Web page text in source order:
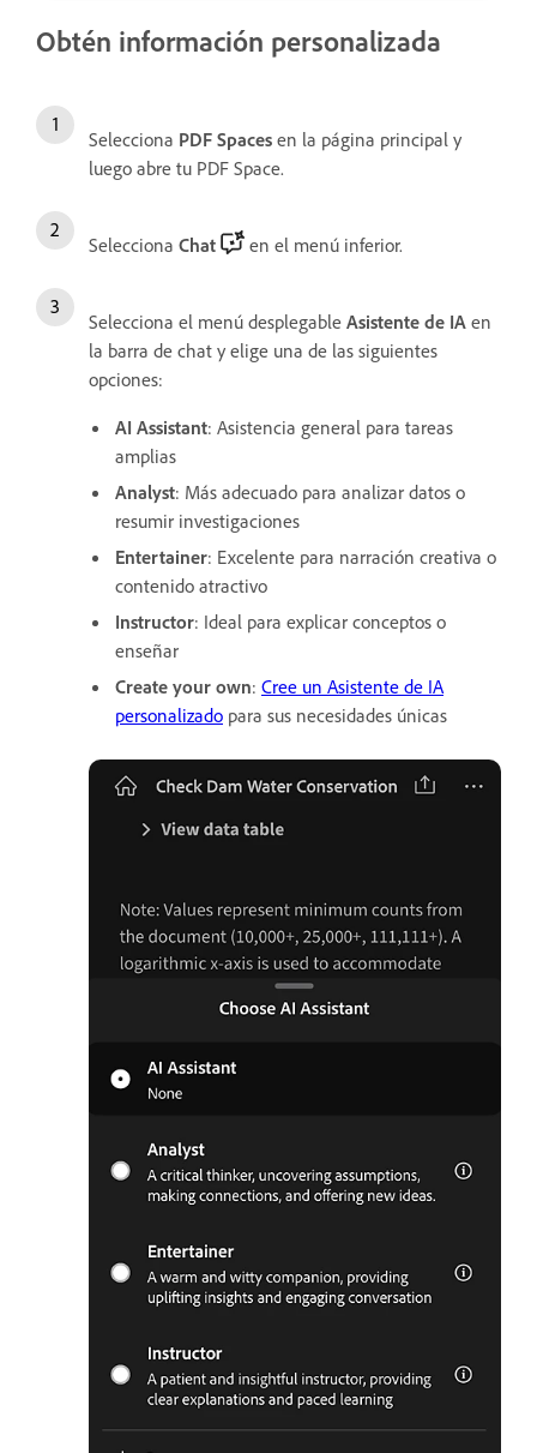
Obtén información personalizada
Selecciona PDF Spaces en la página principal y
luego abre tu PDF Space.
Selecciona Chat en el menú inferior.
Selecciona el menú desplegable Asistente de IA en
la barra de chat y elige una de las siguientes
opciones:
AI Assistant: Asistencia general para tareas
amplias
Analyst: Más adecuado para analizar datos o
resumir investigaciones
Entertainer: Excelente para narración creativa o
contenido atractivo
Instructor: Ideal para explicar conceptos o
enseñar
Create your own: Cree un Asistente de IA
personalizado para sus necesidades únicas